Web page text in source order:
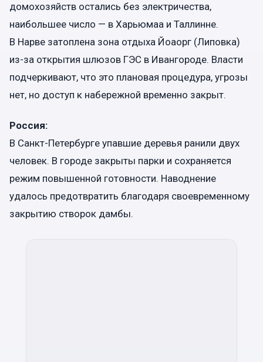
домохозяйств остались без электричества,
наибольшее число — в Харьюмаа и Таллинне.
В Нарве затоплена зона отдыха Йоаорг (Липовка)
из-за открытия шлюзов ГЭС в Ивангороде. Власти
подчеркивают, что это плановая процедура, угрозы
нет, но доступ к набережной временно закрыт.
Россия:
В Санкт-Петербурге упавшие деревья ранили двух
человек. В городе закрыты парки и сохраняется
режим повышенной готовности. Наводнение
удалось предотвратить благодаря своевременному
закрытию створок дамбы.